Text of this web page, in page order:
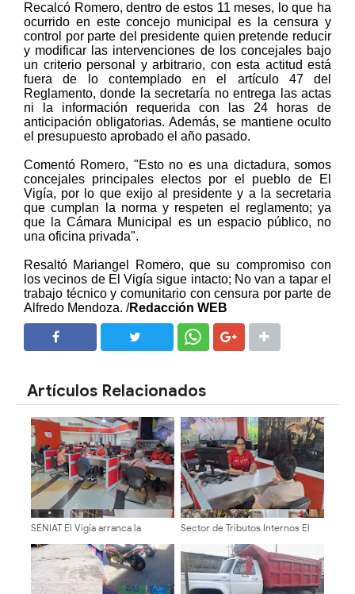
Recalcó Romero, dentro de estos 11 meses, lo que ha
ocurrido en este concejo municipal es la censura y
control por parte del presidente quien pretende reducir
y modificar las intervenciones de los concejales bajo
un criterio personal y arbitrario, con esta actitud está
fuera de lo contemplado en el artículo 47 del
Reglamento, donde la secretaría no entrega las actas
ni la información requerida con las 24 horas de
anticipación obligatorias. Además, se mantiene oculto
el presupuesto aprobado el año pasado.
Comentó Romero, "Esto no es una dictadura, somos
concejales principales electos por el pueblo de El
Vigía, por lo que exijo al presidente y a la secretaria
que cumplan la norma y respeten el reglamento; ya
que la Cámara Municipal es un espacio público, no
una oficina privada".
Resaltó Mariangel Romero, que su compromiso con
los vecinos de El Vigía sigue intacto; No van a tapar el
trabajo técnico y comunitario con censura por parte de
Alfredo Mendoza. /Redacción WEB
Artículos Relacionados
SENIAT El Vigía arranca la
atención y orientación integral a
contribuyentes
Sector de Tributos Internos El
Vigía despliega operativos de
atención y control fiscal